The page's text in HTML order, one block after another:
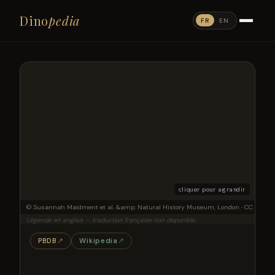
Dinopedia FR EN
cliquer pour agrandir
Mounted skeleton of Stegosaurus stenops (specimen NHMUK PV R36730,
© Susannah Maidment et al. &amp; Natural History Museum, London · CC BY 4.0
Légende en anglais — traduction française non disponible.
PBDB ↗ Wikipedia ↗